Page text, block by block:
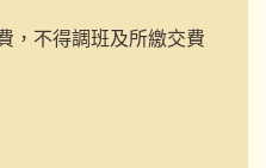
，不得調班及所繳交費